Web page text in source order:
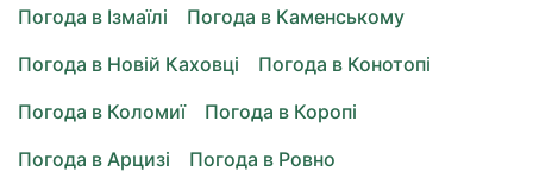
Погода в Ізмаїлі
Погода в Каменському
Погода в Новій Каховці
Погода в Конотопі
Погода в Коломиї
Погода в Коропі
Погода в Арцизі
Погода в Ровно